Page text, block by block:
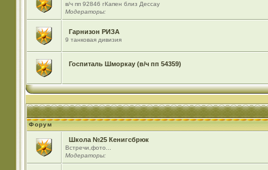
в/ч пп 92846 гКапен близ Дессау
Модераторы:
Гарнизон РИЗА
9 танковая дивизия
Госпиталь Шморкау (в/ч пп 54359)
Форум
Школа №25 Кенигсбрюк
Встречи,фото...
Модераторы: